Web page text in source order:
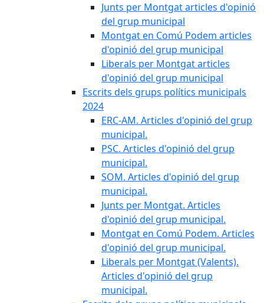
Junts per Montgat articles d'opinió
del grup municipal
Montgat en Comú Podem articles
d'opinió del grup municipal
Liberals per Montgat articles
d'opinió del grup municipal
Escrits dels grups polítics municipals
2024
ERC-AM. Articles d'opinió del grup
municipal.
PSC. Articles d'opinió del grup
municipal.
SOM. Articles d'opinió del grup
municipal.
Junts per Montgat. Articles
d'opinió del grup municipal.
Montgat en Comú Podem. Articles
d'opinió del grup municipal.
Liberals per Montgat (Valents).
Articles d'opinió del grup
municipal.